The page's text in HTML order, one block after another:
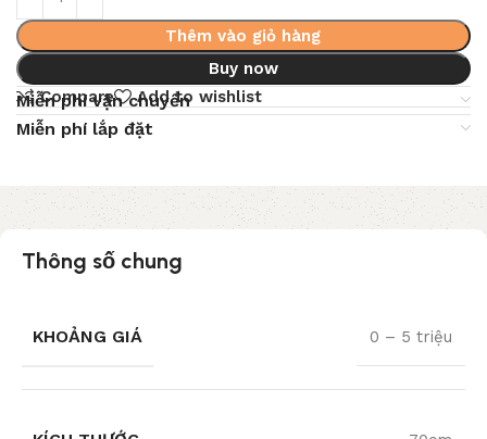
Thêm vào giỏ hàng
Buy now
Compare
Add to wishlist
Miễn phí vận chuyển
Miễn phí lắp đặt
Thông số chung
KHOẢNG GIÁ 0 – 5 triệu